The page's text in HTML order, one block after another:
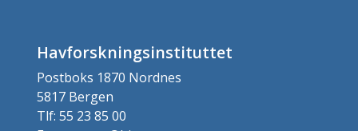
Havforskningsinstituttet
Postboks 1870 Nordnes
5817 Bergen
Tlf: 55 23 85 00